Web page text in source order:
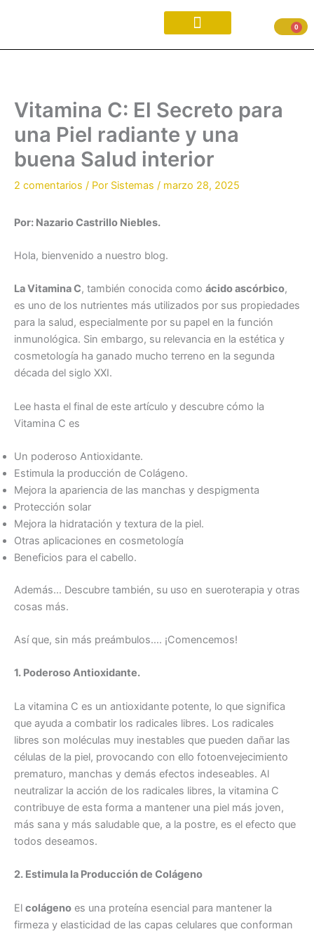
0
Vitamina C: El Secreto para
una Piel radiante y una
buena Salud interior
2 comentarios / Por Sistemas / marzo 28, 2025
Por: Nazario Castrillo Niebles.
Hola, bienvenido a nuestro blog.
La Vitamina C, también conocida como ácido ascórbico,
es uno de los nutrientes más utilizados por sus propiedades
para la salud, especialmente por su papel en la función
inmunológica. Sin embargo, su relevancia en la estética y
cosmetología ha ganado mucho terreno en la segunda
década del siglo XXI.
Lee hasta el final de este artículo y descubre cómo la
Vitamina C es
Un poderoso Antioxidante.
Estimula la producción de Colágeno.
Mejora la apariencia de las manchas y despigmenta
Protección solar
Mejora la hidratación y textura de la piel.
Otras aplicaciones en cosmetología
Beneficios para el cabello.
Además… Descubre también, su uso en sueroterapia y otras
cosas más.
Así que, sin más preámbulos…. ¡Comencemos!
1. Poderoso Antioxidante.
La vitamina C es un antioxidante potente, lo que significa
que ayuda a combatir los radicales libres. Los radicales
libres son moléculas muy inestables que pueden dañar las
células de la piel, provocando con ello fotoenvejecimiento
prematuro, manchas y demás efectos indeseables. Al
neutralizar la acción de los radicales libres, la vitamina C
contribuye de esta forma a mantener una piel más joven,
más sana y más saludable que, a la postre, es el efecto que
todos deseamos.
2. Estimula la Producción de Colágeno
El colágeno es una proteína esencial para mantener la
firmeza y elasticidad de las capas celulares que conforman